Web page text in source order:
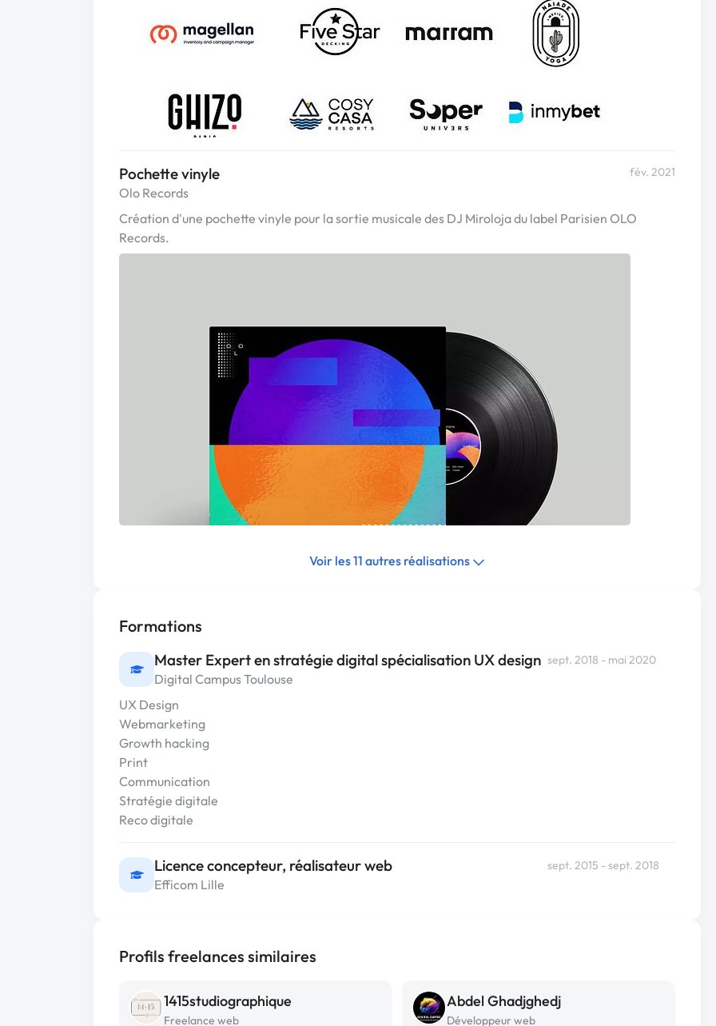
Pochette vinyle
Olo Records
fév. 2021
Création d'une pochette vinyle pour la sortie musicale des DJ Miroloja du label Parisien OLO
Records.
Voir les 11 autres réalisations
Formations
Master Expert en stratégie digital spécialisation UX design
Digital Campus Toulouse
sept. 2018 - mai 2020
UX Design
Webmarketing
Growth hacking
Print
Communication
Stratégie digitale
Reco digitale
Licence concepteur, réalisateur web
Efficom Lille
sept. 2015 - sept. 2018
Profils freelances similaires
1415studiographique
Freelance web
Abdel Ghadjghedj
Développeur web